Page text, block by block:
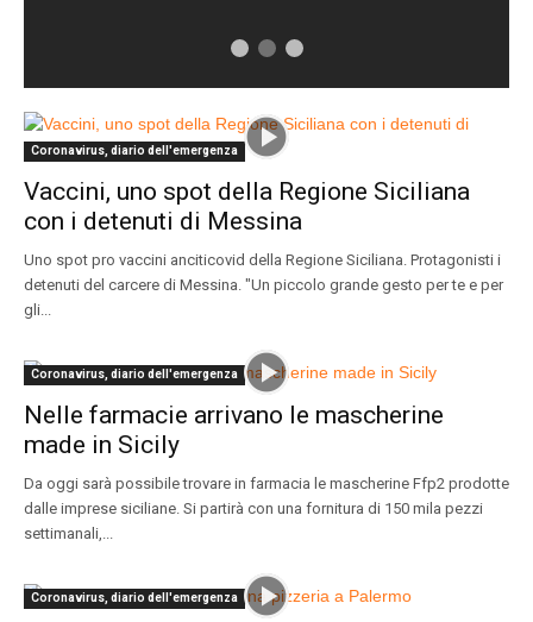
Coronavirus, diario dell'emergenza
Vaccini, uno spot della Regione Siciliana
con i detenuti di Messina
Uno spot pro vaccini anciticovid della Regione Siciliana. Protagonisti i
detenuti del carcere di Messina. "Un piccolo grande gesto per te e per
gli...
Coronavirus, diario dell'emergenza
Nelle farmacie arrivano le mascherine
made in Sicily
Da oggi sarà possibile trovare in farmacia le mascherine Ffp2 prodotte
dalle imprese siciliane. Si partirà con una fornitura di 150 mila pezzi
settimanali,...
Coronavirus, diario dell'emergenza